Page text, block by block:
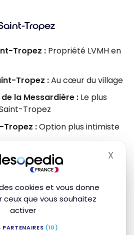
cookies et vous donne
ceux que vous souhaitez
activer
PARTENAIRES (10)
X
Tropez
Tropez : Propriété LVMH en
Tropez :Au cœur du village
la Messardière : Le plus
Tropez
Tropez :Option plus intimiste
en France
– Trianon Palace :
Versailles
Les Carmes :
Philippe Starck